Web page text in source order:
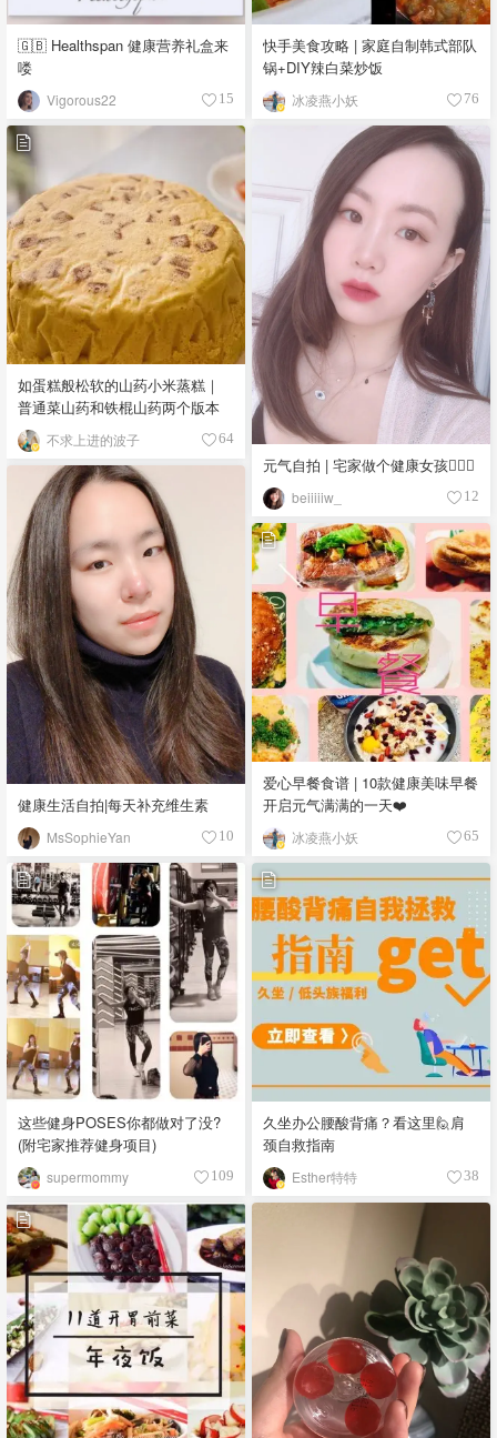
🇬🇧 Healthspan 健康营养礼盒来
喽
Vigorous22 15
快手美食攻略 | 家庭自制韩式部队
锅+DIY辣白菜炒饭
冰凌燕小妖 76
如蛋糕般松软的山药小米蒸糕｜
普通菜山药和铁棍山药两个版本
不求上进的波子 64
元气自拍 | 宅家做个健康女孩🧏🏻‍♀️
beiiiiiw_ 12
健康生活自拍|每天补充维生素
MsSophieYan 10
爱心早餐食谱 | 10款健康美味早餐
开启元气满满的一天❤️
冰凌燕小妖 65
这些健身POSES你都做对了没?
(附宅家推荐健身项目)
supermommy 109
久坐办公腰酸背痛？看这里🙋肩
颈自救指南
Esther特特 38